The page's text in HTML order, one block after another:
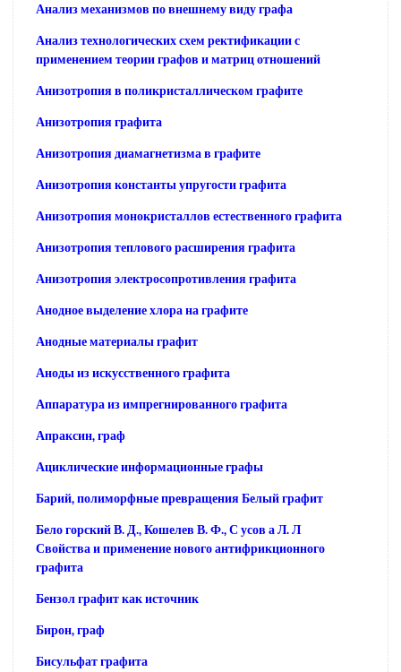
Анализ механизмов по внешнему виду графа
Анализ технологических схем ректификации с
применением теории графов и матриц отношений
Анизотропия в поликристаллическом графите
Анизотропия графита
Анизотропия диамагнетизма в графите
Анизотропия константы упругости графита
Анизотропия монокристаллов естественного графита
Анизотропия теплового расширения графита
Анизотропия электросопротивления графита
Анодное выделение хлора на графите
Анодные материалы графит
Аноды из искусственного графита
Аппаратура из импрегнированного графита
Апраксин, граф
Ациклические информационные графы
Барий, полиморфные превращения Белый графит
Бело горский В. Д., Кошелев В. Ф., С усов а Л. Л
Свойства и применение нового антифрикционного
графита
Бензол графит как источник
Бирон, граф
Бисульфат графита